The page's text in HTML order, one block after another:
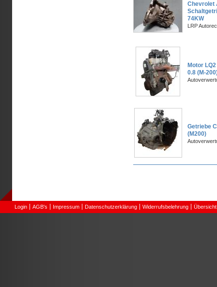
Chevrolet
74KW
LRP
Motor
0.8 (M-
Getriebe
(M200)
Login AGB's Impressum Datenschutzerklärung Widerrufsbelehrung